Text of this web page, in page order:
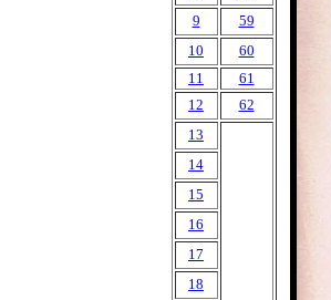
9
59
10
60
11
61
12
62
13
14
15
16
17
18